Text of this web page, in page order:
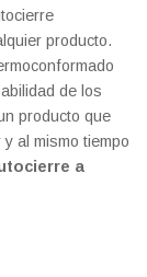
producto.
de los
producto que
al mismo tiempo
a